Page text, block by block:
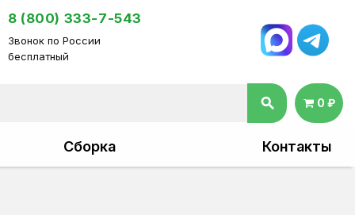
8 (800) 333-7-543
Звонок по России
бесплатный
search 0 ₽
Сборка Контакты